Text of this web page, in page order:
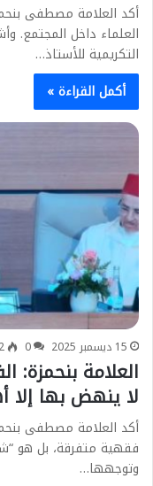
أكد العلامة مصطفى
العلماء داخل المجتمع.
التكريمية للأستاذ…
أكمل القراءة »
15 ديسمبر 2025 0
العلامة بنحمزة:
لا ينهض بها إلا
أكد العلامة مصطفى
فقهية متفرقة، بل هو
وتوجهها…